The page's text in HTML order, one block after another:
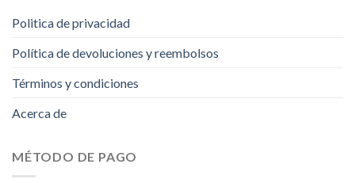
Politica de privacidad
Política de devoluciones y reembolsos
Términos y condiciones
Acerca de
MÉTODO DE PAGO